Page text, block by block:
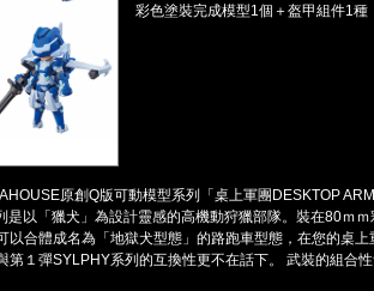
彩色塗裝完成模型1個＋盔甲組件1種
原創Q版可動模型系列「桌上軍團DESKTOP
是以「獵犬」為設計靈感的高機動狩獵部隊。裝在80ｍ
合體成名為「地獄犬型態」的路跑車型態，在您的桌上
第１彈SYLPHY系列的互換性更不在話下。 武裝的組合